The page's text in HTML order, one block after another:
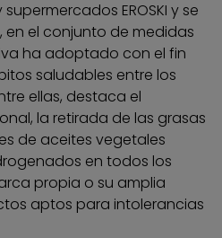
EROSKI y se
en el conjunto de medidas
ha adoptado con el fin
saludables entre los
ellas, destaca el
la retirada de las grasas
de aceites vegetales
en todos los
propia o su amplia
aptos para intolerancias